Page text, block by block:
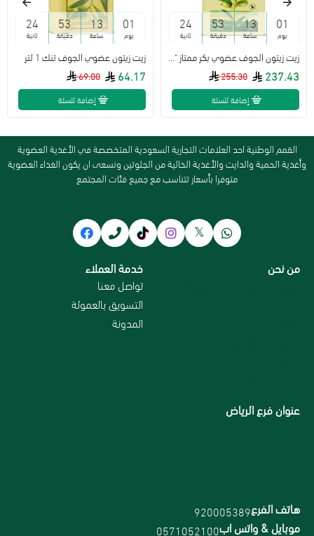
01
يوم
13
ساعة
53
دقيقة
23
ثانية
255.30 237.43
إضافة للسلة
01
يوم
13
ساعة
53
دقيقة
23
ثانية
زيت زيتون عضوي الجوف تنك 1 لتر
69.00 64.17
إضافة للسلة
القمم الوطنية احد العلامات التجارية السعودية المتخصصة في الأغذية العضوية
وأغذية الحمية والدايت والأغذية الخالية من الجلوتين ونسعى ان يكون الغذاء العضوية
متوفرا بأسعار تتناسب مع جميع فئات المجتمع
من نحن خدمة العملاء
تواصل معنا
التسويق بالعمولة
المدونة
عنوان فرع الرياض
هاتف الفرع920005389
موبايل & واتس اب0571052100